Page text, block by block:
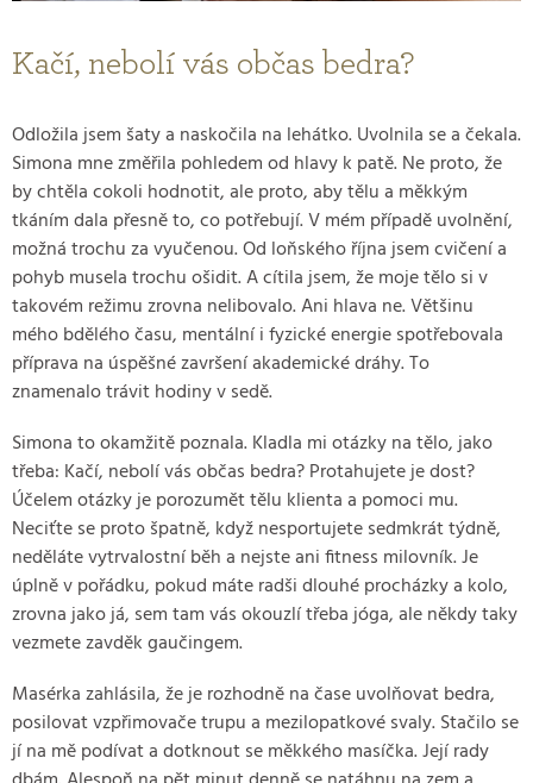
Kačí, nebolí vás občas bedra?
Odložila jsem šaty a naskočila na lehátko. Uvolnila se a čekala.
Simona mne změřila pohledem od hlavy k patě. Ne proto, že
by chtěla cokoli hodnotit, ale proto, aby tělu a měkkým
tkáním dala přesně to, co potřebují. V mém případě uvolnění,
možná trochu za vyučenou. Od loňského října jsem cvičení a
pohyb musela trochu ošidit. A cítila jsem, že moje tělo si v
takovém režimu zrovna nelibovalo. Ani hlava ne. Většinu
mého bdělého času, mentální i fyzické energie spotřebovala
příprava na úspěšné završení akademické dráhy. To
znamenalo trávit hodiny v sedě.
Simona to okamžitě poznala. Kladla mi otázky na tělo, jako
třeba: Kačí, nebolí vás občas bedra? Protahujete je dost?
Účelem otázky je porozumět tělu klienta a pomoci mu.
Neciťte se proto špatně, když nesportujete sedmkrát týdně,
neděláte vytrvalostní běh a nejste ani fitness milovník. Je
úplně v pořádku, pokud máte radši dlouhé procházky a kolo,
zrovna jako já, sem tam vás okouzlí třeba jóga, ale někdy taky
vezmete zavděk gaučingem.
Masérka zahlásila, že je rozhodně na čase uvolňovat bedra,
posilovat vzpřimovače trupu a mezilopatkové svaly. Stačilo se
jí na mě podívat a dotknout se měkkého masíčka. Její rady